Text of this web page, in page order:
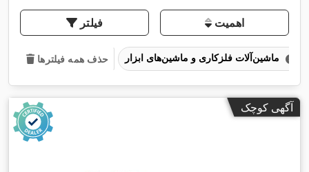
فیلتر اهمیت
حذف همه فیلترها
آگهی کوچک